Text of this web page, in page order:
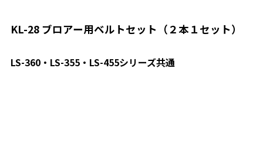
KL-28 ブロアー用ベルトセット（２本１セット）
LS-360・LS-355・LS-455シリーズ共通